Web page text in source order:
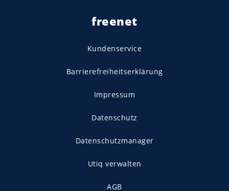
freenet
Kundenservice
Barrierefreiheitserklärung
Impressum
Datenschutz
Datenschutzmanager
Utiq verwalten
AGB